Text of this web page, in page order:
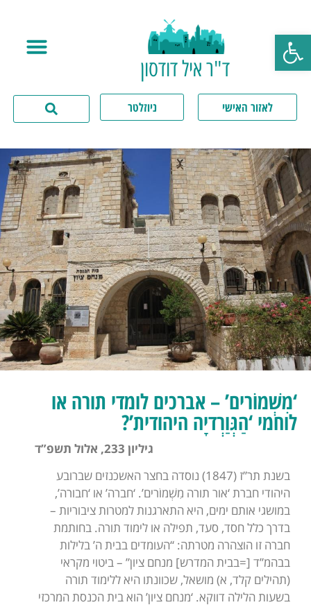
פתח סרגל נגישות
ד"ר איל דודסון
לאזור האישי ניוזלטר
‘מִשְׁמוֹרים’ – אברכים לומדי תורה או
לוחמי ‘הַגְּוַרְדיָה היהודית’?
גיליון 233, אלול תשפ”ד
בשנת תר”ז (1847) נוסדה בחצר האשכנזים שברובע
היהודי חברת ‘אור תורה מִשְׁמוֹרים’. ‘חברה’ או ‘חבורה’,
במושגי אותם ימים, היא התארגנות למטרות ציבוריות –
בדרך כלל חסד, סעד, תפילה או לימוד תורה. בחותמת
חברה זו הוצהרה מטרתה: “העומדים בבית ה’ בלילות
בבהמ”ד [=בבית המדרש] מנחם ציון” – ביטוי מקראי
(תהילים קלד, א) מושאל, שכוונתו היא ללימוד תורה
בשעות הלילה דווקא. ‘מנחם ציון’ הוא בית הכנסת המרכזי